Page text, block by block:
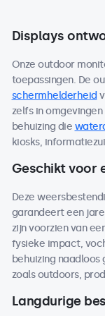
Displays
Onze outdoor
toepassingen. De
schermhelderheid
zelfs in
behuizing die
kiosks,
Geschikt voor
Deze
garandeert een
zijn voorzien van
fysieke impact,
behuizing
zoals outdoors,
Langdurige